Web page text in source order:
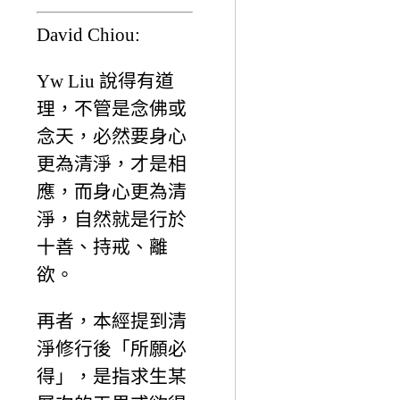
David Chiou:
Yw Liu 說得有道
理，不管是念佛或
念天，必然要身心
更為清淨，才是相
應，而身心更為清
淨，自然就是行於
十善、持戒、離
欲。
再者，本經提到清
淨修行後「所願必
得」，是指求生某